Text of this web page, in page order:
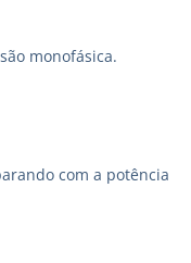
monofásica.
com a potência